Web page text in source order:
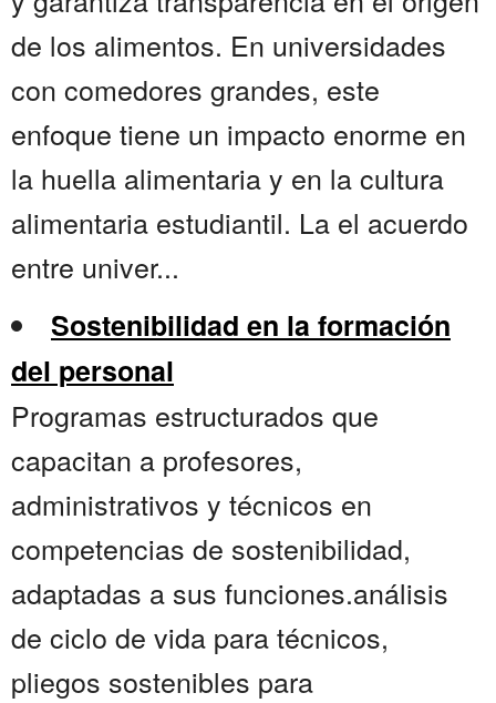
de los alimentos. En universidades
con comedores grandes, este
enfoque tiene un impacto enorme en
la huella alimentaria y en la cultura
alimentaria estudiantil. La el acuerdo
entre univer...
Sostenibilidad en la formación
del personal
Programas estructurados que
capacitan a profesores,
administrativos y técnicos en
competencias de sostenibilidad,
adaptadas a sus funciones.análisis
de ciclo de vida para técnicos,
pliegos sostenibles para